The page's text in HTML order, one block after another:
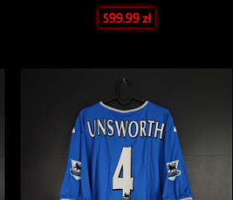
599.99zł